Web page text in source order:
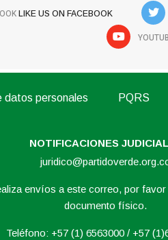
LIKE US ON FACEBOOK
datos personales PQRS
NOTIFICACIONES
envíos a este correo, por favor
documento físico.
Teléfono: +57 (1) 6563000 / +57